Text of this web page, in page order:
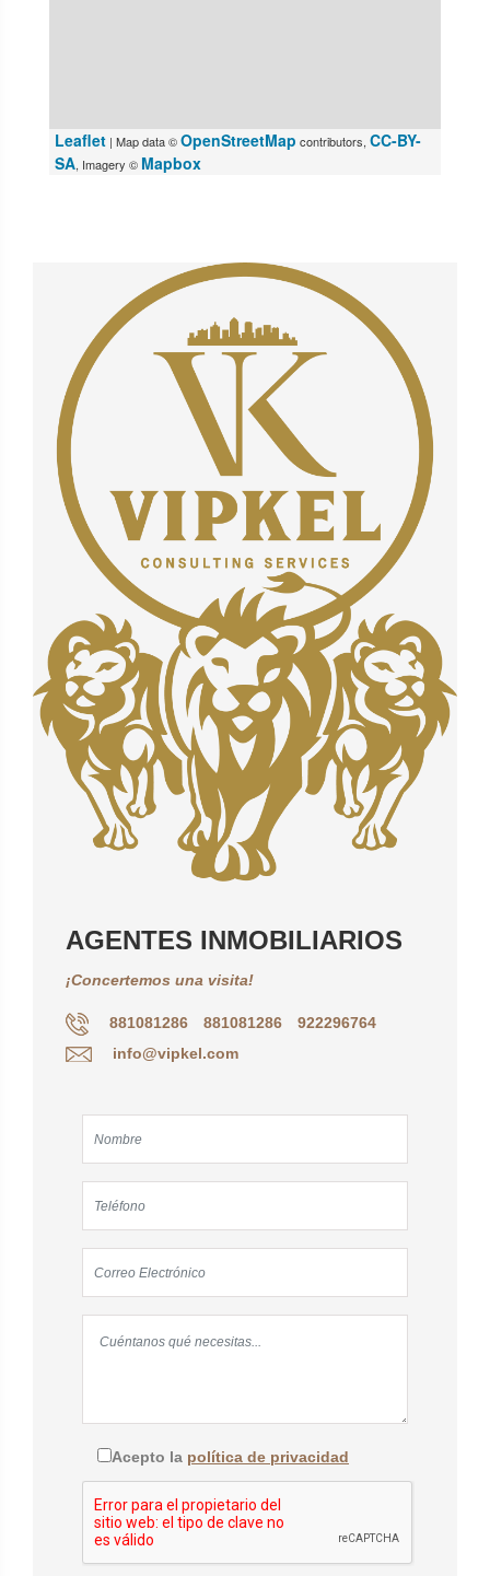
Leaflet | Map data ©OpenStreetMap contributors, CC-BY-
SA, Imagery © Mapbox
AGENTES INMOBILIARIOS
¡Concertemos una visita!
881081286 881081286
922296764
info@vipkel.com
Acepto la política de privacidad